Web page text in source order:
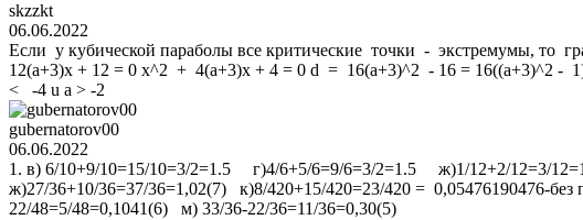
skzzkt
06.06.2022
Если у кубической параболы все критические точки - экстремумы, то
12(a+3)x + 12 = 0 x^2 + 4(a+3)x + 4 = 0 d = 16(a+3)^2 - 16 = 16((a+3)^2 -
< -4 u a > -2
gubernatorov00
06.06.2022
1. в) 6/10+9/10=15/10=3/2=1.5 г)4/6+5/6=9/6=3/2=1.5 ж)1/12+2/12=3/
ж)27/36+10/36=37/36=1,02(7) к)8/420+15/420=23/420 = 0,05476190476-
22/48=5/48=0,1041(6) м) 33/36-22/36=11/36=0,30(5)